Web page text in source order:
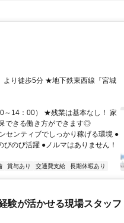
～14：00） ★残業は基本なし！ 家
できる働き方ができます◎
センティブでしっかり稼げる環境 ●
のび活躍 ●ノルマはありません！
賞与あり 交通費支給 長期休暇あり
験が活かせる現場スタッフ